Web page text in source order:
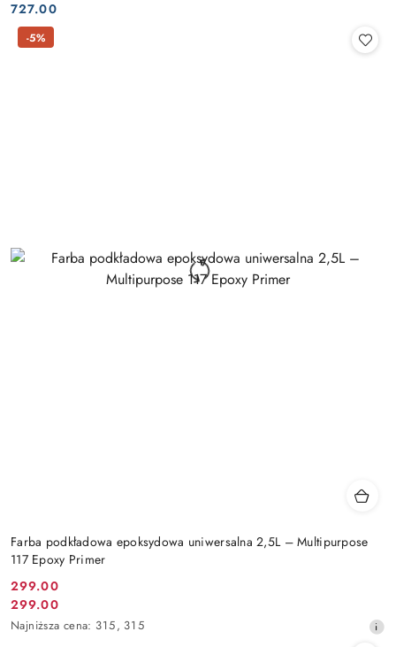
Cena:
Cena:
727.00
Farba podkładowa epoksydowa uniwersalna 2,5L – Multipurpose
117 Epoxy Primer
Cena
promocyjna:
299.00
Cena
promocyjna:
299.00
Najniższa
Najniższa cena: 315, 315
-5%